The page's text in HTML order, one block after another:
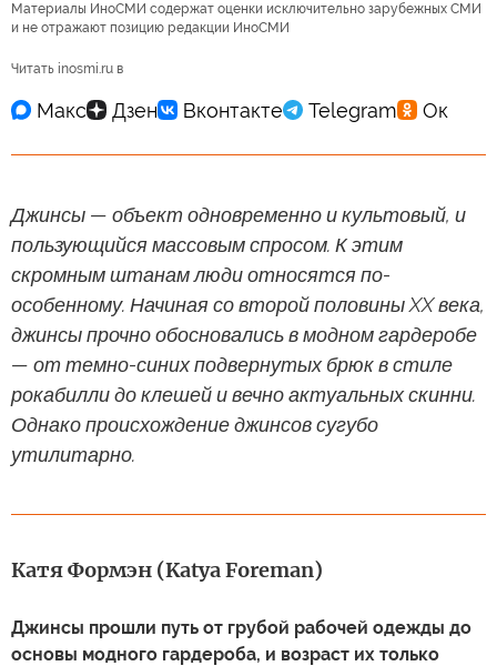
Материалы ИноСМИ содержат оценки исключительно зарубежных СМИ
и не отражают позицию редакции ИноСМИ
Читать inosmi.ru в
Джинсы — объект одновременно и культовый, и
пользующийся массовым спросом. К этим
скромным штанам люди относятся по-
особенному. Начиная со второй половины XX века,
джинсы прочно обосновались в модном гардеробе
— от темно-синих подвернутых брюк в стиле
рокабилли до клешей и вечно актуальных скинни.
Однако происхождение джинсов сугубо
утилитарно.
Катя Формэн (Katya Foreman)
Джинсы прошли путь от грубой рабочей одежды до
основы модного гардероба, и возраст их только